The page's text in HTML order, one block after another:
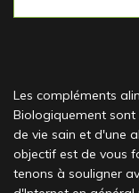
Les compléments
Biologiquement
de vie sain et d'une
objectif est de vous
tenons à souligner